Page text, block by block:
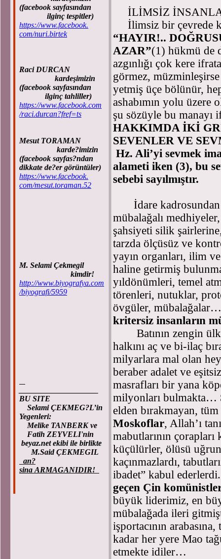
(facebook sayfasından
ilginç tespitler)
https://www.facebook.
com/nuri.birtek
Raci DURCAN
kardeşimizin
(facebook sayfasından
ilginç tahliller)
https://www.facebook.com
/raci.durcan?fref=ts
Mesut TORAMAN
karde?imizin
(facebook sayfas?ndan
dikkate de?er görüntüler)
https://www.facebook.
com/mesut.toraman.52
M. Selami Çekmegil
kimdir!
http://www.biyografya.com
/biyografi/5959
BU SITE
Selami ÇEKMEG?L’in
Yegenleri:
Melike TANBERK ve
Fatih ZEYVELI'nin
beyaz.net ekibi ile birlikte
M.Said ÇEKMEGIL
an?
sina ARMAGANIDIR!
İLİMSİZ
İlimsiz bir çevrede
“HAYIR!..
AZAR”(1) hükmü de
azgınlığı çok kere
görmez,
yetmiş üçe bölünür,
ashabımın yolu
şu sözüyle bu
HAKKIMDA İKİ
SEVENLER VE
Hz. Ali’yi sevmek
alameti iken (3), bu
sebebi sayılmıştır.
İdare kadrosundan
mübalağalı
şahsiyeti silik
tarzda ölçüsüz ve
yayın organları, ilim
haline getirmiş
yıldönümleri, temel
törenleri, nutuklar,
övgüler, mübalağalar…
kritersiz insanların
Batının zengin
halkını aç ve bi-ilaç
milyarlara mal olan
beraber adalet ve
masrafları bir yana
milyonları bulmakta…
elden bırakmayan,
Moskoflar, Allah’ı
mabutlarının
küçülürler, ölüsü
kaçınmazlardı,
ibadet” kabul
geçen Çin
büyük liderimiz, en
mübalağada ileri
işportacının
kadar her yere Mao
etmekte idiler…